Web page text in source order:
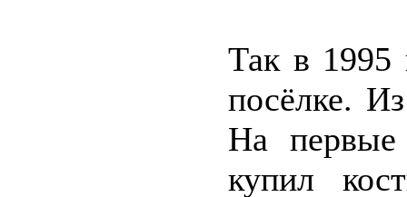
Так в 1995
посёлке.
На первые
купил